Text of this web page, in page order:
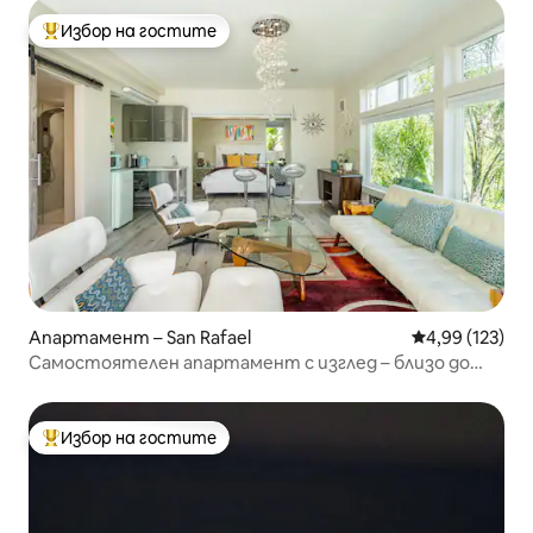
Най-популярен избор на гостите
Избор на гостите
Апартамент – San Rafael Средна
4,99 (123)
Самостоятелен апартамент с изглед – близо до
Най-популярен избор на гостите
Избор на гостите